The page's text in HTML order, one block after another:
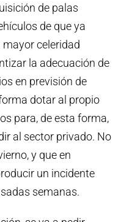
de palas
de que ya
mayor celeridad
la adecuación de
en previsión de
dotar al propio
para, de esta forma,
al sector privado. No
y que en
un incidente
semanas.